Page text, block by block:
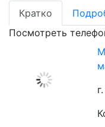
Кратко
Посмотреть